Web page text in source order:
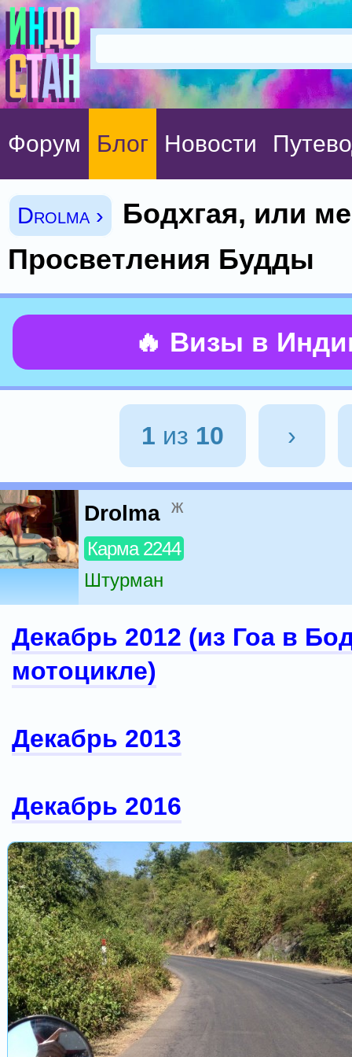
Форум Блог Новости
Drolma ›
Бодхгая, или
Просветления Будды
🔥 Визы в
1 из 10 ›
Drolma ж
Карма 2244
Штурман
Декабрь 2012 (из Гоа в
мотоцикле)
Декабрь 2013
Декабрь 2016